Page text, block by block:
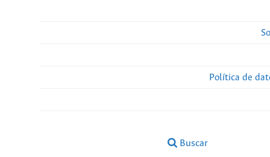
Política de
Buscar